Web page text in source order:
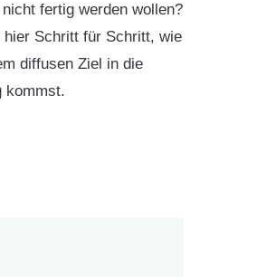
fertig werden wollen?
hier Schritt für Schritt, wie
diffusen Ziel in die
kommst.